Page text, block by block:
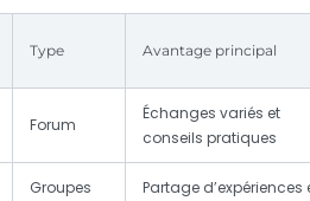
Type Avantage principal
Forum
Échanges variés et
conseils pratiques
Groupes
Partage d’expériences